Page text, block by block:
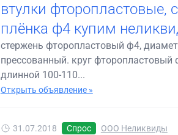
втулки фторопластовые,
плёнка ф4 купим
стержень фторопластовый ф4,
прессованный. круг
длинной 100-110...
Открыть объявление »
31.07.2018 Спрос ООО Неликвиды